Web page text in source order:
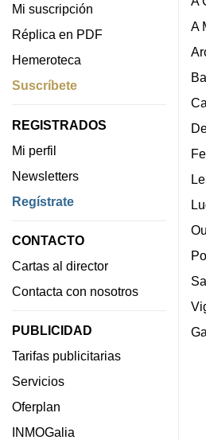
Mi suscripción
Réplica en PDF
Hemeroteca
Suscríbete
REGISTRADOS
Mi perfil
Newsletters
Regístrate
CONTACTO
Cartas al director
Contacta con nosotros
PUBLICIDAD
Tarifas publicitarias
Servicios
Oferplan
INMOGalia
A